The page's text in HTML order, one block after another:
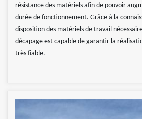
résistance des matériels afin de pouvoir
durée de fonctionnement. Grâce à la
disposition des matériels de travail
décapage est capable de garantir la
très fiable.